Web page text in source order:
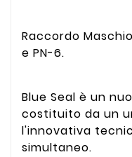
Raccordo
e PN-6.
Blue Seal è un
costituito da un
l'innovativa
simultaneo.